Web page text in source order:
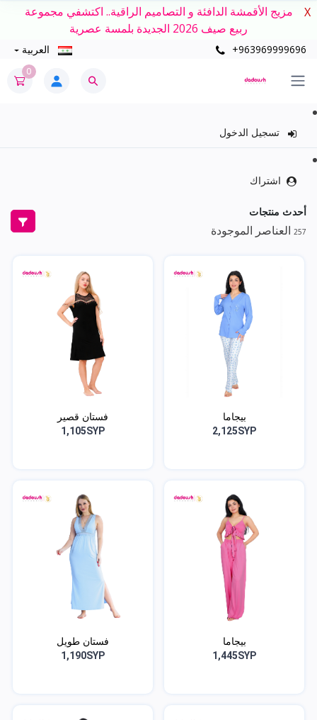
مزيج الأقمشة الدافئة و التصاميم الراقية.. اكتشفي مجموعة
ربيع صيف 2026 الجديدة بلمسة عصرية
X
+963969999696 العربية
0
تسجيل الدخول
اشتراك
أحدث منتجات
257 العناصر الموجودة
بيجاما
2,125SYP
فستان قصير
1,105SYP
بيجاما
1,445SYP
فستان طويل
1,190SYP